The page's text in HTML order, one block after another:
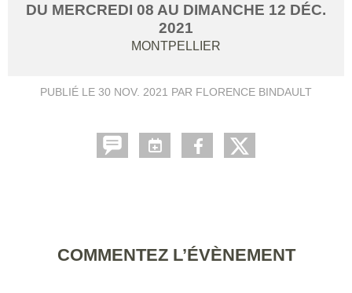
DU MERCREDI 08 AU DIMANCHE 12 DÉC.
2021
MONTPELLIER
PUBLIÉ LE 30 NOV. 2021 PAR FLORENCE BINDAULT
COMMENTEZ L’ÉVÈNEMENT